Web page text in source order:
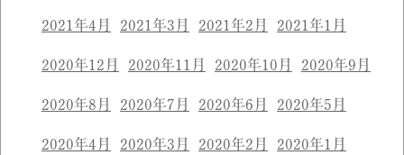
2021年4月 2021年3月 2021年2月 2021年1月
2020年12月 2020年11月 2020年10月 2020年9月
2020年8月 2020年7月 2020年6月 2020年5月
2020年4月 2020年3月 2020年2月 2020年1月